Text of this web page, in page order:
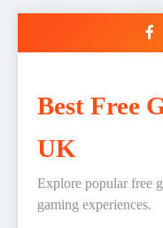
Best Free
UK
Explore popular free
gaming experiences.